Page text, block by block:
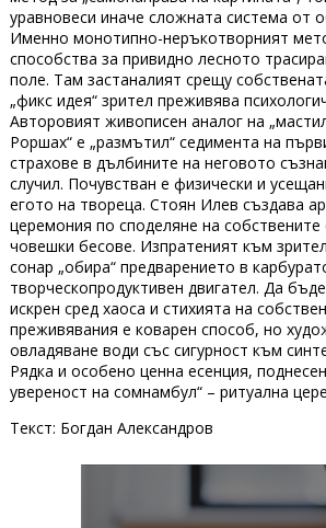
уравновеси иначе сложната система от
Именно монотипно-неръкотворният
способства за привидно лесното
поле. Там застаналият срещу
„фикс идея“ зрител преживява
Авторовият живописен аналог на
Роршах“ е „размътил“ седимента на
страхове в дълбините на неговото
случил. Почувстван е физически и
егото на твореца. Стоян Илев създава
церемония по споделяне на собствените
човешки бесове. Изпратеният към
сонар „обира“ предварението в
творческопродуктивен двигател. Да
искрен сред хаоса и стихията на
преживявания е коварен способ, но
овладяване води със сигурност към
Рядка и особено ценна есенция,
увереност на сомнамбул“ – ритуална
Текст: Богдан Александров